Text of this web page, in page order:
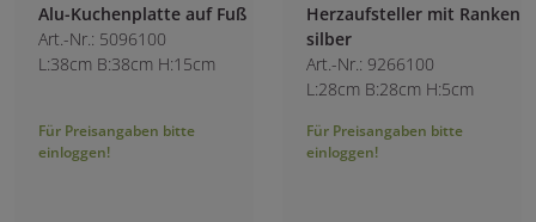
Alu-Kuchenplatte auf Fuß
Art.-Nr.: 5096100
L:38cm B:38cm H:15cm
Für Preisangaben bitte
einloggen!
Herzaufsteller mit Ranken
silber
Art.-Nr.: 9266100
L:28cm B:28cm H:5cm
Für Preisangaben bitte
einloggen!